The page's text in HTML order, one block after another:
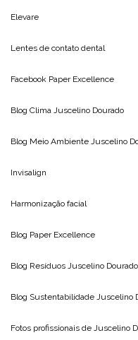
Elevare
Lentes de contato dental
Facebook Paper Excellence
Blog Clima Juscelino Dourado
Blog Meio Ambiente Juscelino
Invisalign
Harmonização facial
Blog Paper Excellence
Blog Resíduos Juscelino Dourado
Blog Sustentabilidade Juscelino
Fotos profissionais de Juscelino